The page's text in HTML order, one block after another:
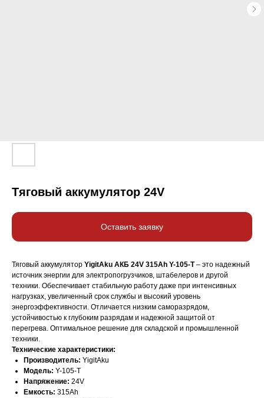
Тяговый аккумулятор 24V
Оставить заявку
Тяговый аккумулятор YigitAku АКБ 24V 315Ah Y-105-T– это надежный
источник энергии для электропогрузчиков, штабелеров и другой
техники. Обеспечивает стабильную работу даже при интенсивных
нагрузках, увеличенный срок службы и высокий уровень
энергоэффективности. Отличается низким саморазрядом,
устойчивостью к глубоким разрядам и надежной защитой от
перегрева. Оптимальное решение для складской и промышленной
техники.
Технические характеристики:
Производитель: YigitAku
Модель: Y-105-T
Напряжение: 24V
Емкость: 315Ah